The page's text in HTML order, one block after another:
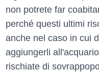
non potrete far
perché questi ultimi
anche nel caso in cui
aggiungerli
rischiate di